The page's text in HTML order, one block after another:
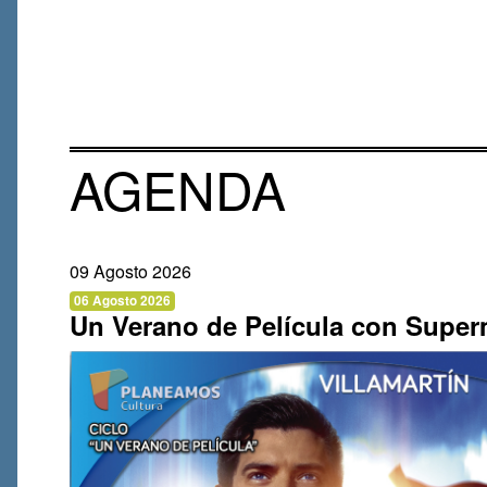
AGENDA
09 Agosto 2026
06 Agosto 2026
Un Verano de Película con